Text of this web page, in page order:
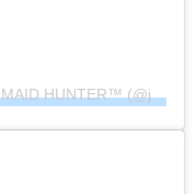
Публикация от JOEY WRIGHT ∥ MERMAID HUNTER™︎ (@joeywrightphoto)